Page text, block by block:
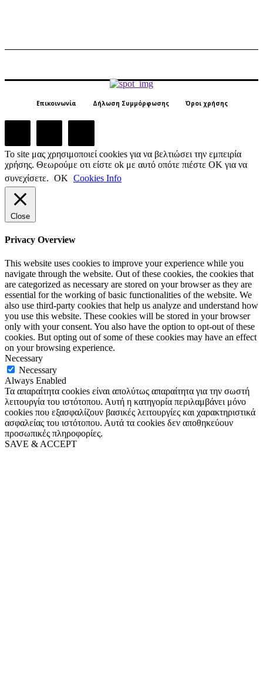
Επικοινωνία Δήλωση Συμμόρφωσης Όροι χρήσης
Το site μας χρησιμοποιεί cookies για να βελτιώσει την εμπειρία
χρήσης. Θεωρούμε οτι είστε ok με αυτό οπότε πιέστε ΟΚ για να
συνεχίσετε. ΟΚ Cookies Info
Close
Privacy Overview
This website uses cookies to improve your experience while you
navigate through the website. Out of these cookies, the cookies that
are categorized as necessary are stored on your browser as they are
essential for the working of basic functionalities of the website. We
also use third-party cookies that help us analyze and understand how
you use this website. These cookies will be stored in your browser
only with your consent. You also have the option to opt-out of these
cookies. But opting out of some of these cookies may have an effect
on your browsing experience.
Necessary
Necessary
Always Enabled
Τα απαραίτητα cookies είναι απολύτως απαραίτητα για την σωστή
λειτουργία του ιστότοπου. Αυτή η κατηγορία περιλαμβάνει μόνο
cookies που εξασφαλίζουν βασικές λειτουργίες και χαρακτηριστικά
ασφαλείας του ιστότοπου. Αυτά τα cookies δεν αποθηκεύουν
προσωπικές πληροφορίες.
SAVE & ACCEPT